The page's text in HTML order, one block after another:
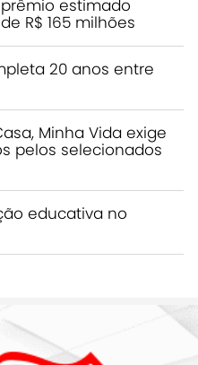
estimado
R$ 165 milhões
20 anos entre
Minha Vida exige
pelos selecionados
educativa no